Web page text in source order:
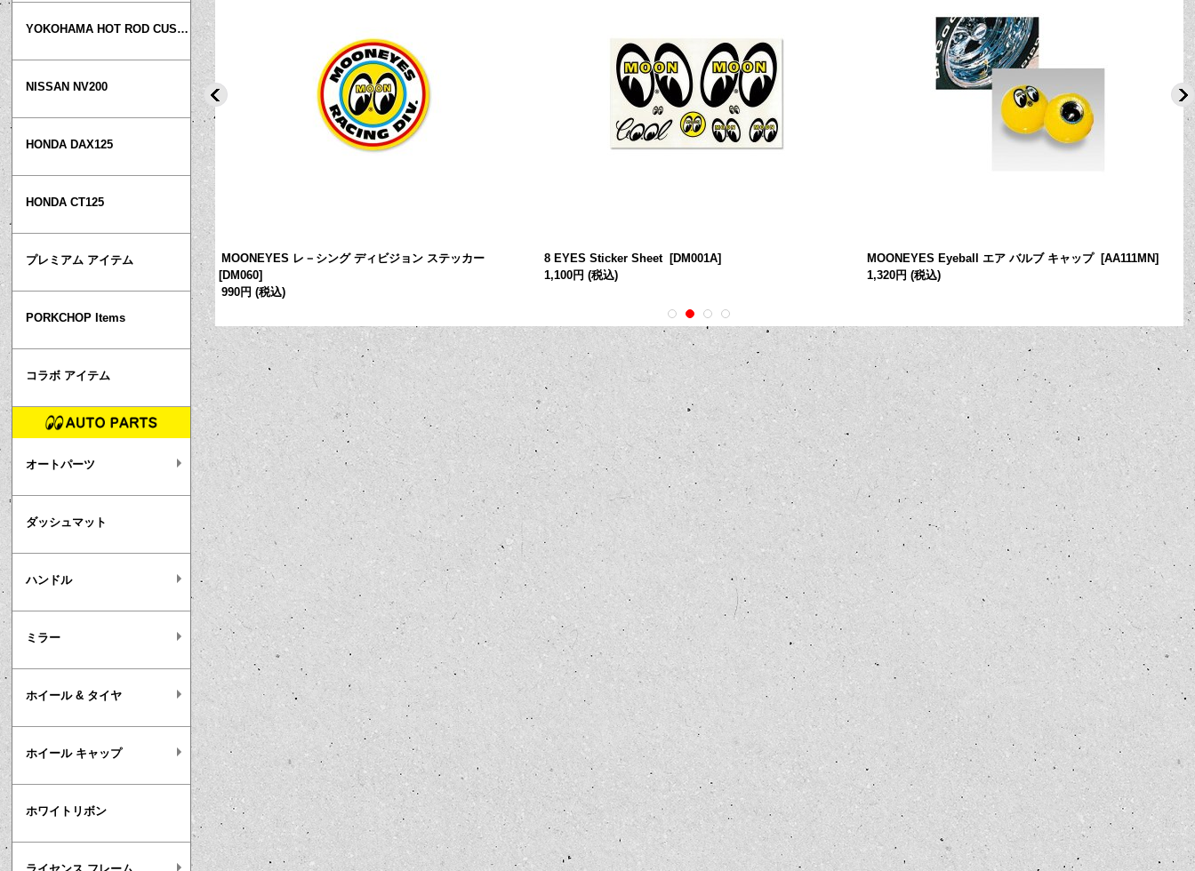
YOKOHAMA HOT ROD CUSTOM SHOW
NISSAN NV200
HONDA DAX125
HONDA CT125
プレミアム アイテム
PORKCHOP Items
コラボ アイテム
オートパーツ
ダッシュマット
ハンドル
ミラー
ホイール & タイヤ
ホイール キャップ
ホワイトリボン
ド マウス パッド [MG515YE
MOONEYES レ－シング ディビジョン ステッカー
[DM060]
990円 (税込)
8 EYES Sticker Sheet [DM001A]
1,100円 (税込)
MOONEYES Eyeball エア バルブ キャップ [AA111MN]
1,320円 (税込)